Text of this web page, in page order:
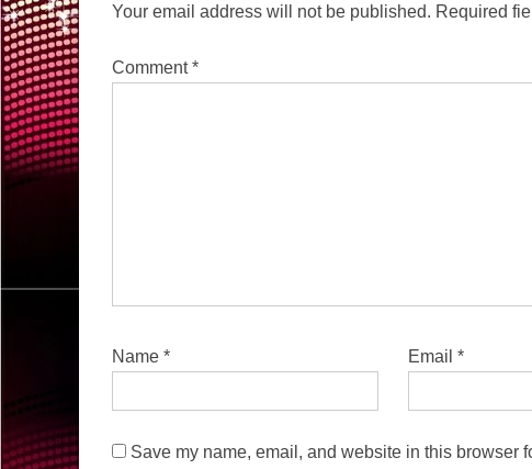
Your email address will not be published. Required
Comment*
Name * Email*
Save my name, email, and website in this browser